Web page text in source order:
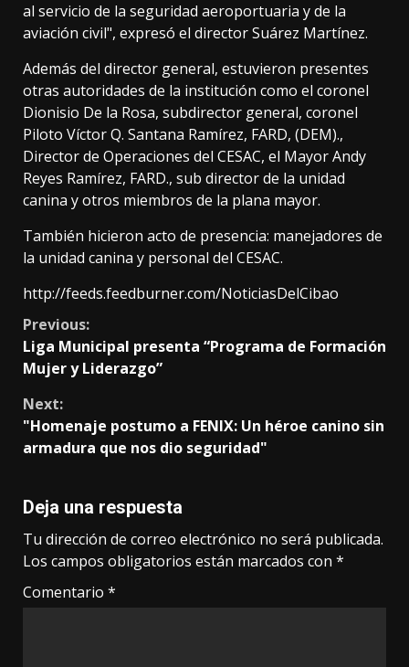
al servicio de la seguridad aeroportuaria y de la
aviación civil", expresó el director Suárez Martínez.
Además del director general, estuvieron presentes
otras autoridades de la institución como el coronel
Dionisio De la Rosa, subdirector general, coronel
Piloto Víctor Q. Santana Ramírez, FARD, (DEM).,
Director de Operaciones del CESAC, el Mayor Andy
Reyes Ramírez, FARD., sub director de la unidad
canina y otros miembros de la plana mayor.
También hicieron acto de presencia: manejadores de
la unidad canina y personal del CESAC.
http://feeds.feedburner.com/NoticiasDelCibao
Continue
Reading
Previous:
Liga Municipal presenta “Programa de Formación
Mujer y Liderazgo”
Next:
"Homenaje postumo a FENIX: Un héroe canino sin
armadura que nos dio seguridad"
Deja una respuesta
Tu dirección de correo electrónico no será publicada.
Los campos obligatorios están marcados con *
Comentario *